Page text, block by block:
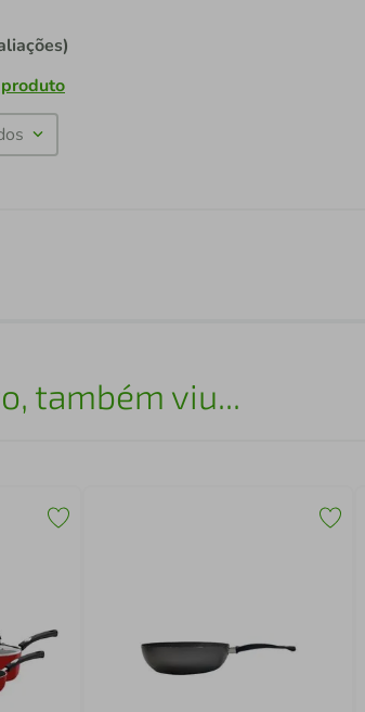
também viu...